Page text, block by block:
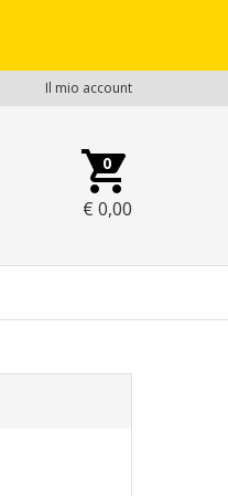
Il mio account
€ 0,00
0